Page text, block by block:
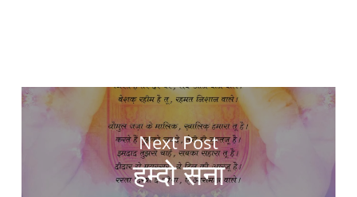
Next Post
हम्दो सना